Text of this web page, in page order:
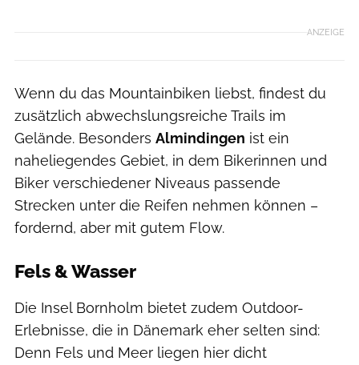
ANZEIGE
Wenn du das Mountainbiken liebst, findest du
zusätzlich abwechslungsreiche Trails im
Gelände. Besonders Almindingen ist ein
naheliegendes Gebiet, in dem Bikerinnen und
Biker verschiedener Niveaus passende
Strecken unter die Reifen nehmen können –
fordernd, aber mit gutem Flow.
Fels & Wasser
Die Insel Bornholm bietet zudem Outdoor-
Erlebnisse, die in Dänemark eher selten sind:
Denn Fels und Meer liegen hier dicht